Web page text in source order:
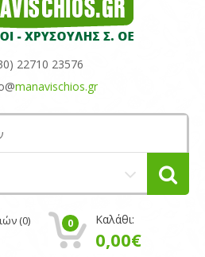
22710 23576
manavischios.gr
(0)
0 Καλάθι:
0,00€